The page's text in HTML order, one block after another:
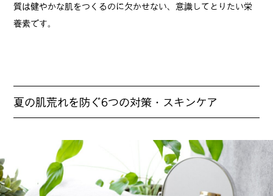
質は健やかな肌をつくるのに欠かせない、意識してとりたい栄
養素です。
夏の肌荒れを防ぐ6つの対策・スキンケア